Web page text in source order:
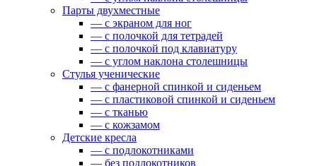
Парты двухместные
— c экраном для ног
— c полочкой для тетрадей
— c полочкой под клавиатуру
— c углом наклона столешницы
Стулья ученические
— c фанерной спинкой и сиденьем
— c пластиковой спинкой и сиденьем
— c тканью
— c кожзамом
Детские кресла
— с подлокотниками
— без подлокотников